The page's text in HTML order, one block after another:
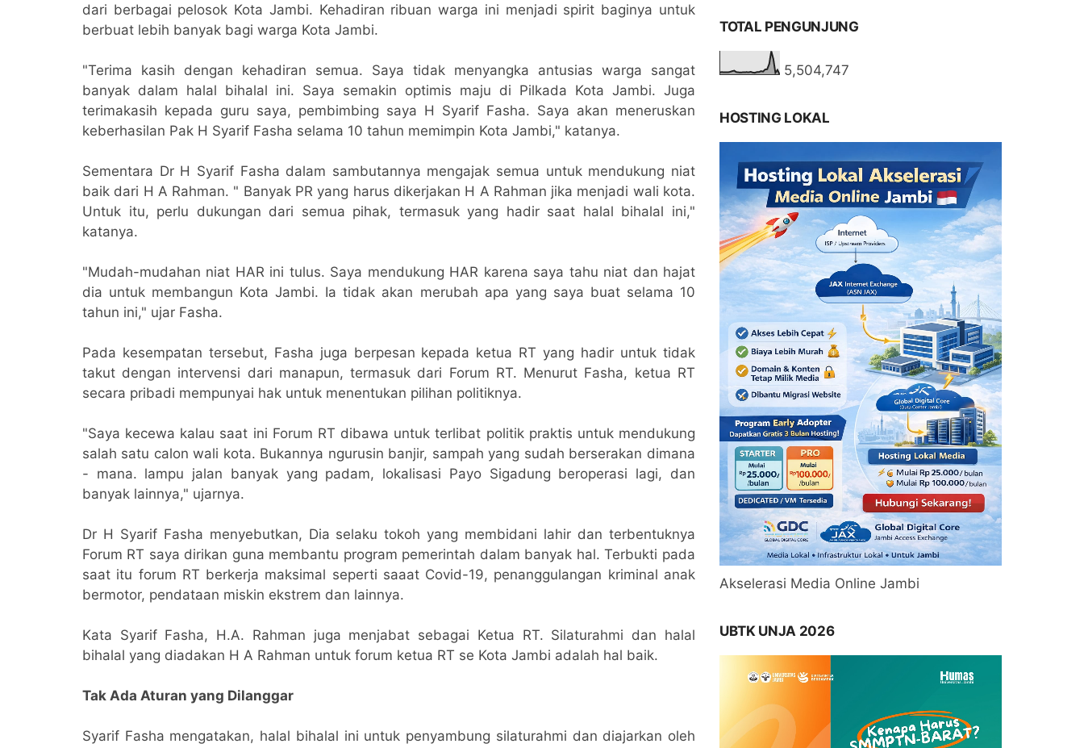
dari berbagai pelosok Kota Jambi. Kehadiran ribuan warga ini menjadi spirit baginya untuk
berbuat lebih banyak bagi warga Kota Jambi.
"Terima kasih dengan kehadiran semua. Saya tidak menyangka antusias warga sangat
banyak dalam halal bihalal ini. Saya semakin optimis maju di Pilkada Kota Jambi. Juga
terimakasih kepada guru saya, pembimbing saya H Syarif Fasha. Saya akan meneruskan
keberhasilan Pak H Syarif Fasha selama 10 tahun memimpin Kota Jambi," katanya.
Sementara Dr H Syarif Fasha dalam sambutannya mengajak semua untuk mendukung niat
baik dari H A Rahman. " Banyak PR yang harus dikerjakan H A Rahman jika menjadi wali kota.
Untuk itu, perlu dukungan dari semua pihak, termasuk yang hadir saat halal bihalal ini,"
katanya.
"Mudah-mudahan niat HAR ini tulus. Saya mendukung HAR karena saya tahu niat dan hajat
dia untuk membangun Kota Jambi. Ia tidak akan merubah apa yang saya buat selama 10
tahun ini," ujar Fasha.
Pada kesempatan tersebut, Fasha juga berpesan kepada ketua RT yang hadir untuk tidak
takut dengan intervensi dari manapun, termasuk dari Forum RT. Menurut Fasha, ketua RT
secara pribadi mempunyai hak untuk menentukan pilihan politiknya.
"Saya kecewa kalau saat ini Forum RT dibawa untuk terlibat politik praktis untuk mendukung
salah satu calon wali kota. Bukannya ngurusin banjir, sampah yang sudah berserakan dimana
- mana. lampu jalan banyak yang padam, lokalisasi Payo Sigadung beroperasi lagi, dan
banyak lainnya," ujarnya.
Dr H Syarif Fasha menyebutkan, Dia selaku tokoh yang membidani lahir dan terbentuknya
Forum RT saya dirikan guna membantu program pemerintah dalam banyak hal. Terbukti pada
saat itu forum RT berkerja maksimal seperti saaat Covid-19, penanggulangan kriminal anak
bermotor, pendataan miskin ekstrem dan lainnya.
Kata Syarif Fasha, H.A. Rahman juga menjabat sebagai Ketua RT. Silaturahmi dan halal
bihalal yang diadakan H A Rahman untuk forum ketua RT se Kota Jambi adalah hal baik.
Tak Ada Aturan yang Dilanggar
Syarif Fasha mengatakan, halal bihalal ini untuk penyambung silaturahmi dan diajarkan oleh
TOTAL PENGUNJUNG
5,504,747
HOSTING LOKAL
Akselerasi Media Online Jambi
UBTK UNJA 2026